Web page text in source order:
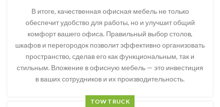
В итоге, качественная офисная мебель не только
обеспечит удобство для работы, но и улучшит общий
комфорт вашего офиса. Правильный выбор столов,
шкафов и перегородок позволит эффективно организовать
пространство, сделав его как функциональным, так и
стильным. Вложение в офисную мебель — это инвестиция
в ваших сотрудников и их производительность.
TOW TRUCK